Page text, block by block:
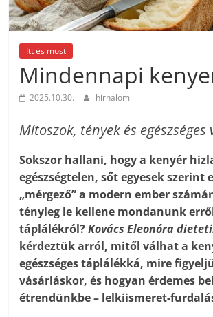
Itt és most
Mindennapi
2025.10.30. hirhalom
Mítoszok, tények és egészséges
Sokszor hallani, hogy a kenyér
egészségtelen, sőt egyesek szerint
„mérgező” a modern ember
tényleg le kellene mondanunk
táplálékról?Kovács Eleonóra
kérdeztük arról, mitől válhat a
egészséges táplálékká, mire
vásárláskor, és hogyan érdemes
étrendünkbe – lelkiismeret-